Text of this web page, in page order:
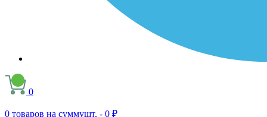
0
0 товаров на суммушт. - 0 ₽